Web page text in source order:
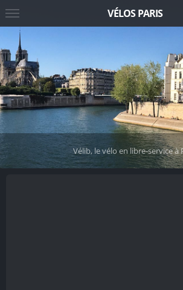
Vélib, le vélo en libre-service à
VÉLOS PARIS